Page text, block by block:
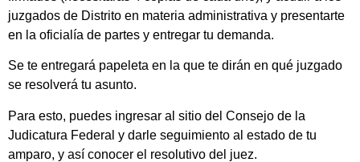
juzgados de Distrito en materia administrativa y presentarte
en la oficialía de partes y entregar tu demanda.
Se te entregará papeleta en la que te dirán en qué juzgado
se resolverá tu asunto.
Para esto, puedes ingresar al sitio del Consejo de la
Judicatura Federal y darle seguimiento al estado de tu
amparo, y así conocer el resolutivo del juez.